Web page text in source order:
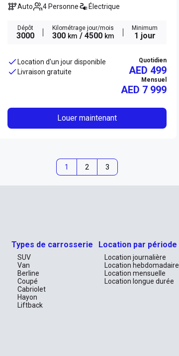
Auto
4 Personne Électrique
Dépôt
3000
Kilométrage jour/mois
300 km / 4500 km
Minimum
1 jour
Location d'un jour disponible
Livraison gratuite
Quotidien
AED 499
Mensuel
AED 7 999
Louer maintenant
1 2 3
Types de carrosserie
SUV
Van
Berline
Coupé
Cabriolet
Hayon
Liftback
Location par période
Location journalière
Location hebdomadaire
Location mensuelle
Location longue durée